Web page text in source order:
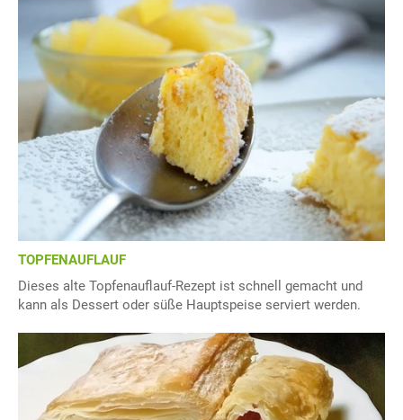
TOPFENAUFLAUF
Dieses alte Topfenauflauf-Rezept ist schnell gemacht und
kann als Dessert oder süße Hauptspeise serviert werden.